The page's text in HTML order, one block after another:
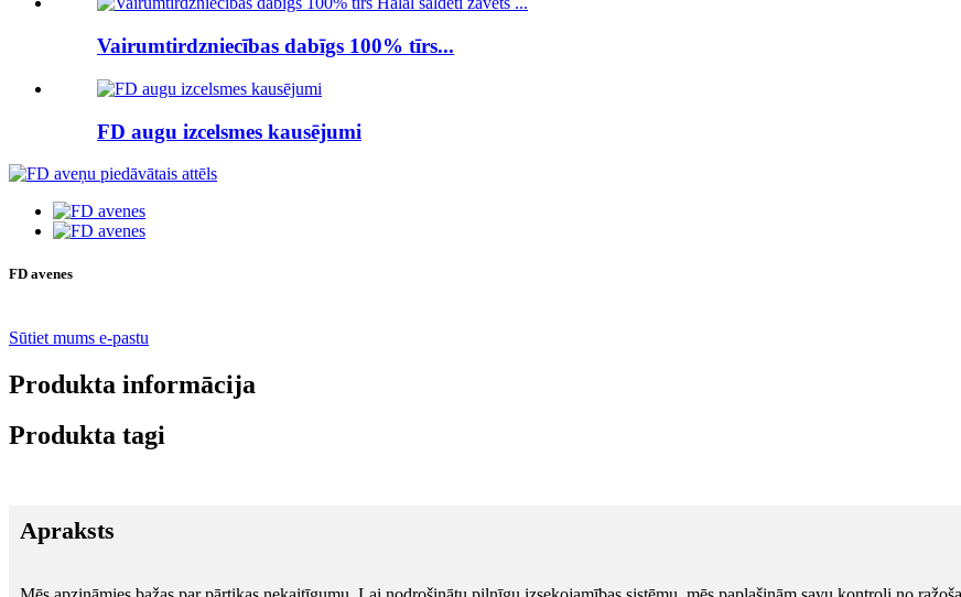
Vairumtirdzniecības dabīgs 100% tīrs...
FD augu izcelsmes kausējumi
FD avenes
Sūtiet mums e-pastu
Produkta informācija
Produkta tagi
Apraksts